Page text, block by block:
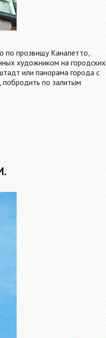
по прозвищу Каналетто,
художником на городских
или панорама города с
побродить по залитым